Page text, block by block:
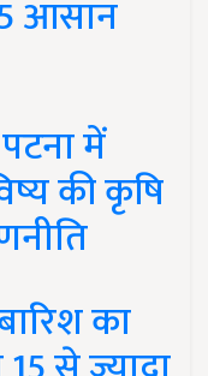
आसान
में
की कृषि
का